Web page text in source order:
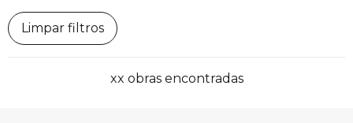
Limpar filtros
xx obras encontradas